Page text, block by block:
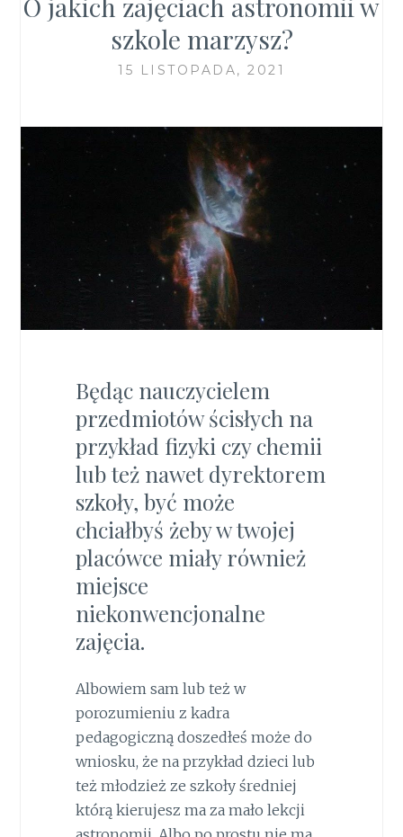
O jakich zajęciach astronomii w
szkole marzysz?
15 LISTOPADA, 2021
Będąc nauczycielem
przedmiotów ścisłych na
przykład fizyki czy chemii
lub też nawet dyrektorem
szkoły, być może
chciałbyś żeby w twojej
placówce miały również
miejsce
niekonwencjonalne
zajęcia.
Albowiem sam lub też w
porozumieniu z kadra
pedagogiczną doszedłeś może do
wniosku, że na przykład dzieci lub
też młodzież ze szkoły średniej
którą kierujesz ma za mało lekcji